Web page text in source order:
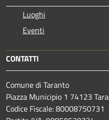
Luoghi
Eventi
CONTATTI
Comune di Taranto
Piazza Municipio 1 74123
Codice Fiscale: 80008750731